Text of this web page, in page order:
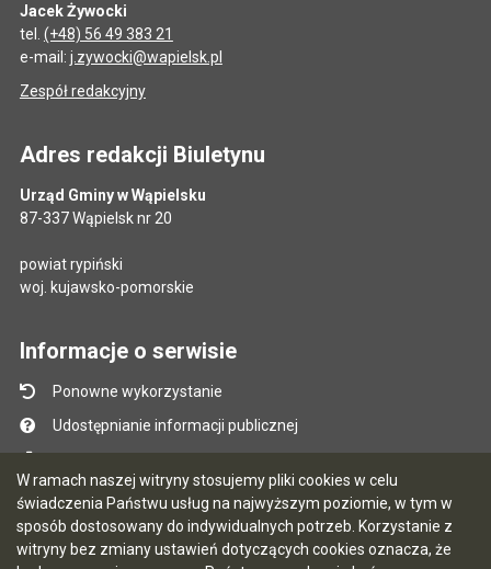
W ramach naszej witryny stosujemy pliki cookies w celu
świadczenia Państwu usług na najwyższym poziomie, w tym w
sposób dostosowany do indywidualnych potrzeb. Korzystanie z
witryny bez zmiany ustawień dotyczących cookies oznacza, że
Jacek Żywocki
tel. (+48) 56 49 383 21
e-mail: j.zywocki@wapielsk.pl
Zespół redakcyjny
Adres redakcji Biuletynu
Urząd Gminy w Wąpielsku
87-337 Wąpielsk nr 20
powiat rypiński
woj. kujawsko-pomorskie
Informacje o serwisie
Ponowne wykorzystanie
Udostępnianie informacji publicznej
Mapa serwisu
Instrukcja obsługi
Statystyki oglądalności
Ostatnio dodane